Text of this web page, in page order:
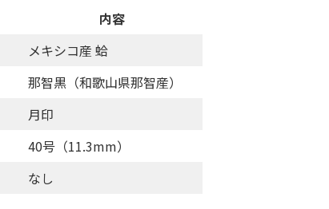
内容
メキシコ産 蛤
那智黒（和歌山県那智産）
月印
40号（11.3mm）
なし